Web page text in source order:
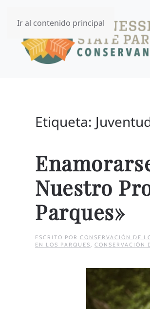
Ir al contenido principal
Etiqueta:
Nuestro
Parques»
ESCRITO POR CONSERVACIÓN DE
EN LOS PARQUES, CONSERVACIÓN